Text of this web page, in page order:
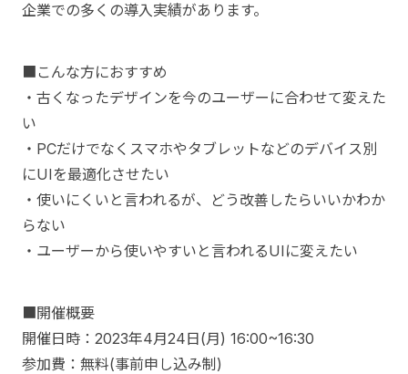
企業での多くの導入実績があります。
■こんな方におすすめ
・古くなったデザインを今のユーザーに合わせて変えた
い
・PCだけでなくスマホやタブレットなどのデバイス別
にUIを最適化させたい
・使いにくいと言われるが、どう改善したらいいかわか
らない
・ユーザーから使いやすいと言われるUIに変えたい
■開催概要
開催日時：2023年4月24日(月) 16:00~16:30
参加費：無料(事前申し込み制)